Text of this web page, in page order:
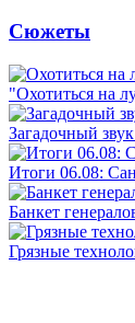
Сюжеты
"Охотиться на
Загадочный
Итоги 06.08:
Банкет
Грязные